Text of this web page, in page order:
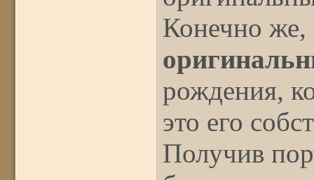
Конечно же,
рождения,
это его
Получив